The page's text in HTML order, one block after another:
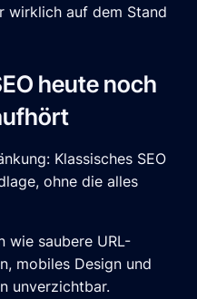
wirklich auf dem Stand
heute noch
Klassisches SEO
ohne die alles
wie saubere URL-
mobiles Design und
unverzichtbar.